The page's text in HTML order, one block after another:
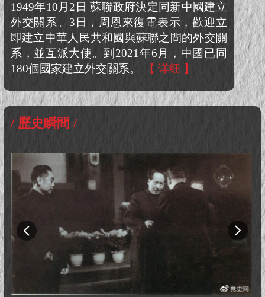
1949年10月2日 蘇聯政府決定同新中國建立
外交關系。3日，周恩來復電表示，歡迎立
即建立中華人民共和國與蘇聯之間的外交關
系，並互派大使。到2021年6月，中國已同
180個國家建立外交關系。
【 详细 】
/ 歷史瞬間 /